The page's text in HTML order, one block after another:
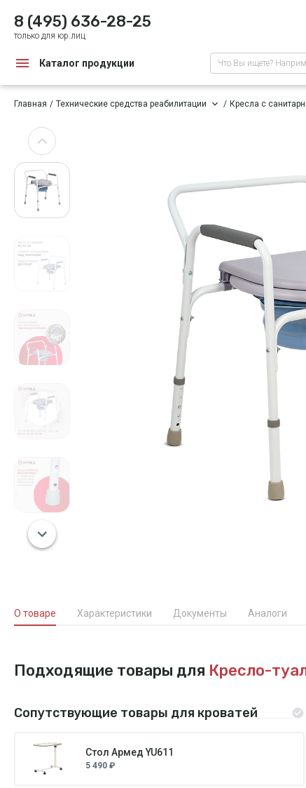
8 (495) 636-28-25
только для юр.лиц
Каталог продукции Что Вы ищете?
Главная Технические средства реабилитации Кресла с
О товаре Характеристики Документы Аналоги
Подходящие товары для Кресло-
Сопутствующие товары для кроватей
Стол Армед YU611
5 490 ₽